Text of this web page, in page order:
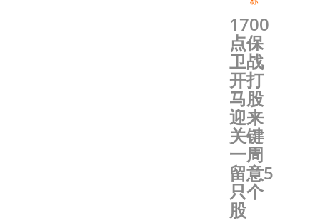
1700
点保
卫战
开打
马股
迎来
关键
一周
留意5
只个
股